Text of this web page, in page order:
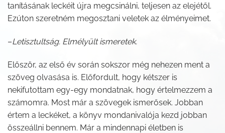
tanításának leckéit újra megcsinálni, teljesen az elejétől.
Ezúton szeretném megosztani veletek az élményeimet.
–Letisztultság. Elmélyült ismeretek.
Először, az első év során sokszor még nehezen ment a
szöveg olvasása is. Előfordult, hogy kétszer is
nekifutottam egy-egy mondatnak, hogy értelmezzem a
számomra. Most már a szövegek ismerősek. Jobban
értem a leckéket, a könyv mondanivalója kezd jobban
összeállni bennem. Már a mindennapi életben is